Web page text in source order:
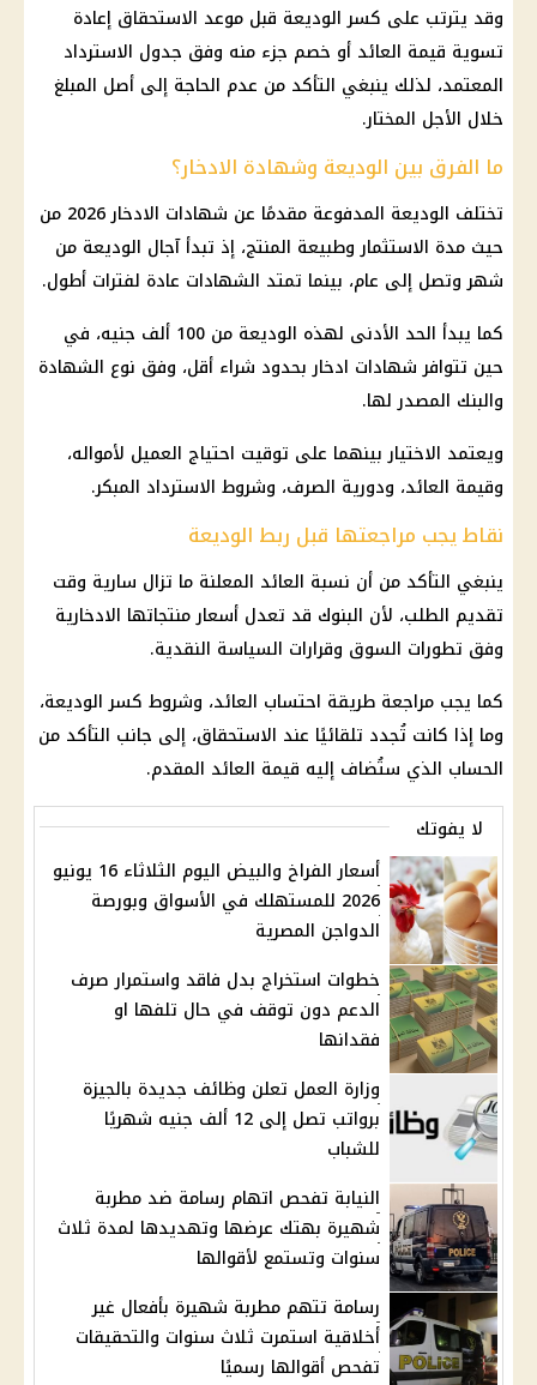
وقد يترتب على كسر الوديعة قبل موعد الاستحقاق إعادة
تسوية قيمة العائد أو خصم جزء منه وفق جدول الاسترداد
المعتمد، لذلك ينبغي التأكد من عدم الحاجة إلى أصل المبلغ
خلال الأجل المختار.
ما الفرق بين الوديعة وشهادة الادخار؟
تختلف الوديعة المدفوعة مقدمًا عن شهادات الادخار 2026
من
حيث مدة الاستثماروطبيعة المنتج، إذ تبدأ آجال الوديعة من
شهر وتصل إلى عام، بينما تمتد الشهادات عادة لفترات أطول.
كما يبدأ الحد الأدنى لهذه الوديعة من 100 ألف جنيه، في
حين تتوافرشهادات ادخاربحدود شراء أقل، وفق نوع الشهادة
والبنك المصدر لها.
ويعتمد الاختيار بينهما على توقيت احتياج العميل لأمواله،
وقيمة العائد، ودورية الصرف، وشروط الاسترداد المبكر.
نقاط يجب مراجعتها قبل ربط الوديعة
ينبغي التأكد من أن نسبة العائد المعلنة ما تزال سارية وقت
تقديم الطلب، لأن البنوك قد تعدل أسعار منتجاتها الادخارية
وفق تطورات السوق وقرارات السياسة النقدية.
كما يجب مراجعة طريقة احتساب العائد، وشروط كسر الوديعة،
وما إذا كانت تُجدد تلقائيًا عند الاستحقاق، إلى جانب التأكد من
الحساب الذي ستُضاف إليه قيمة العائد المقدم.
لا يفوتك
أسعار الفراخ والبيض اليوم الثلاثاء 16 يونيو
2026 للمستهلك في الأسواق وبورصة
الدواجن المصرية
خطوات استخراج بدل فاقد واستمرار صرف
الدعم دون توقف في حال تلفها او
فقدانها
وزارة العمل تعلن وظائف جديدة بالجيزة
برواتب تصل إلى 12 ألف جنيه شهريًا
للشباب
النيابة تفحص اتهام رسامة ضد مطربة
شهيرة بهتك عرضها وتهديدها لمدة ثلاث
سنوات وتستمع لأقوالها
رسامة تتهم مطربة شهيرة بأفعال غير
أخلاقية استمرت ثلاث سنوات والتحقيقات
تفحص أقوالها رسميًا